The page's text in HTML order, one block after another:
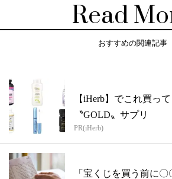
Read
おすすめの関連記事
【iHerb】でこれ買っ
〝GOLD〟サプリ
PR(iHerb)
「宝くじを買う前に〇